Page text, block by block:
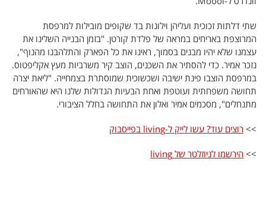
שתי דלתות זכוכית ועליהן וילונות בד שקופים מובילות למרפסת
המרוצפת באריחים במראה של פלדת קורטן. "בזמן הבנייה השלינו את
עצמנו שלא יהיו מבנים בסמוך, ראינו את כל הפארק והתלהבנו מהנוף",
נזכר אמיר. כדי להסתיר את השכנים, הוצב קיר משרביות מעץ אקליפטוס.
במרפסת הוצבו פינת ישיבה ושכשוכית שמוסתרת בצמחייה. "ליאת יצרה
תחושה משפחתית ועוטפת ואחת הבעיות הגדולות שלנו היא שהאורחים
מתנחלים", מסכמים אמיר ואלון את התחושה בחלל הציבורי.
>> רוצים עוד? עשו לייק ל-living בפייסבוק
>> הירשמו לניוזלטר של living